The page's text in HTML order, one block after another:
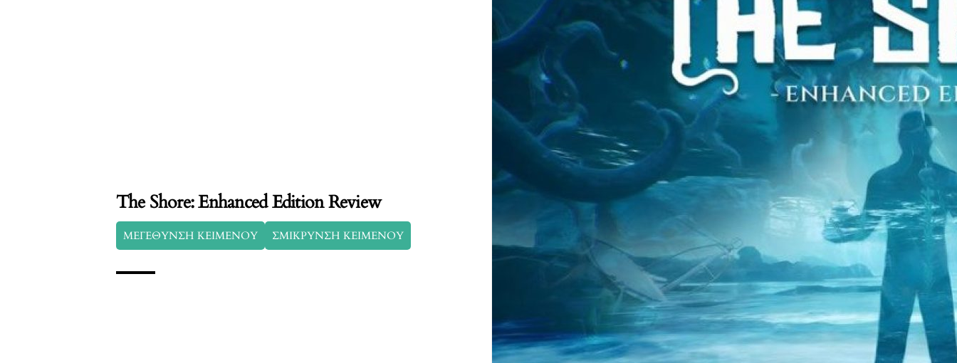
The Shore: Enhanced Edition Review
ΜΕΓΕΘΥΝΣΗ ΚΕΙΜΕΝΟΥ ΣΜΙΚΡΥΝΣΗ ΚΕΙΜΕΝΟΥ